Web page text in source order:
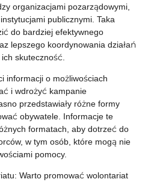
organizacjami pozarządowymi,
publicznymi. Taka
do bardziej efektywnego
lepszego koordynowania działań
skuteczność.
informacji o możliwościach
i wdrożyć kampanie
przedstawiały różne formy
obywatele. Informacje te
formatach, aby dotrzeć do
w tym osób, które mogą nie
pomocy.
Warto promować wolontariat